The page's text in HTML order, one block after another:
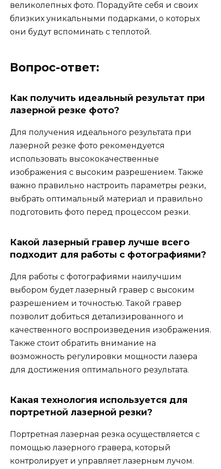
великолепных фото. Порадуйте себя и своих
близких уникальными подарками, о которых
они будут вспоминать с теплотой.
Вопрос-ответ:
Как получить идеальный результат при
лазерной резке фото?
Для получения идеального результата при
лазерной резке фото рекомендуется
использовать высококачественные
изображения с высоким разрешением. Также
важно правильно настроить параметры резки,
выбрать оптимальный материал и правильно
подготовить фото перед процессом резки.
Какой лазерный гравер лучше всего
подходит для работы с фотографиями?
Для работы с фотографиями наилучшим
выбором будет лазерный гравер с высоким
разрешением и точностью. Такой гравер
позволит добиться детализированного и
качественного воспроизведения изображения.
Также стоит обратить внимание на
возможность регулировки мощности лазера
для достижения оптимального результата.
Какая технология используется для
портретной лазерной резки?
Портретная лазерная резка осуществляется с
помощью лазерного гравера, который
контролирует и управляет лазерным лучом.